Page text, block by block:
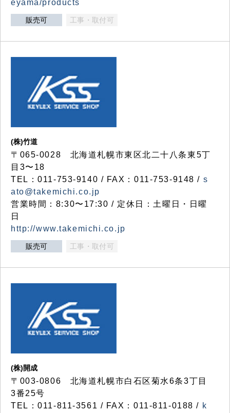
eyama/products
販売可 工事・取付可
(株)竹道
〒065-0028 北海道札幌市東区北二十八条東5丁
目3〜18
TEL：011-753-9140 / FAX：011-753-9148 / s
ato@takemichi.co.jp
営業時間：8:30〜17:30 / 定休日：土曜日・日曜
日
http://www.takemichi.co.jp
販売可 工事・取付可
(株)開成
〒003-0806 北海道札幌市白石区菊水6条3丁目
3番25号
TEL：011-811-3561 / FAX：011-811-0188 / k